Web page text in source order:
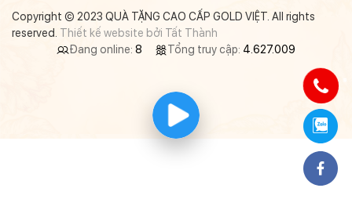
Copyright © 2023 QUÀ TẶNG CAO CẤP GOLD VIỆT. All rights
reserved. Thiết kế website bởi Tất Thành
Đang online: 8 Tổng truy cập: 4.627.009